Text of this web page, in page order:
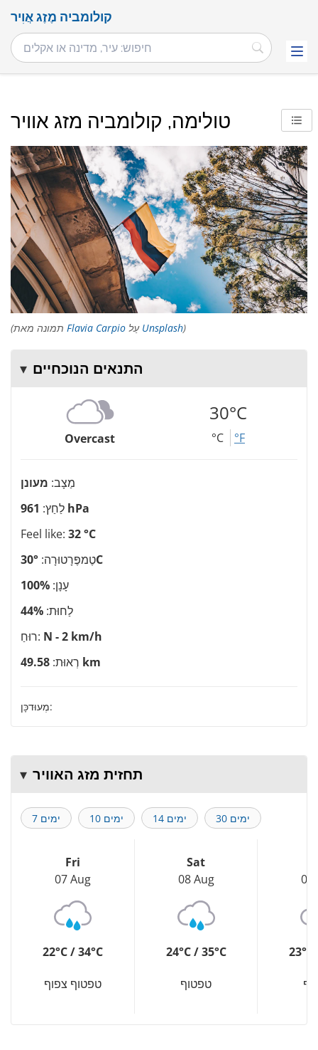
קולומביה מֶזֶג אֲוִיר
טולימה, קולומביה מזג אוויר
Flavia Carpio עַל Unsplash)
התנאים הנוכחיים
Overcast
30°C
°C °F
מַצָב: מעונן
לַחַץ: 961 hPa
Feel like: 32 °C
טֶמפֶּרָטוּרָה:30°C
עָנָן: 100%
לַחוּת: 44%
רוּחַ: N - 2 km/h
רְאוּת: 49.58 km
מְעוּדכָּן:
תחזית מזג האוויר
7 ימים 10 ימים 14 ימים 30 ימים
Fri
07 Aug
22°C / 34°C
טפטוף צפוף
Sat
08 Aug
24°C / 35°C
טפטוף
09
23°C